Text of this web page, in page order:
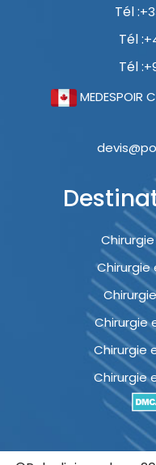
Tél :
Tél :
Tél :
Chirurgie
Chirurgie
Chirurgie
Chirurgie